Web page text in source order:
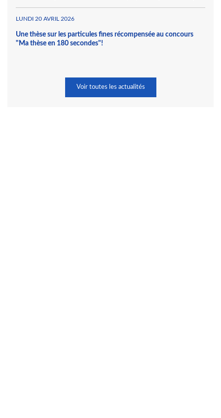
travaux pour le LCSQA.
LUNDI 20 AVRIL 2026
Une thèse sur les particules fines récompensée au concours
"Ma thèse en 180 secondes"!
Voir toutes les actualités